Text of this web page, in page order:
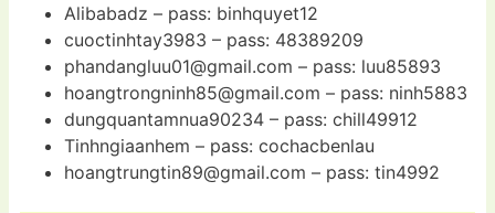
Alibabadz – pass: binhquyet12
cuoctinhtay3983 – pass: 48389209
phandangluu01@gmail.com – pass: luu85893
hoangtrongninh85@gmail.com – pass: ninh5883
dungquantamnua90234 – pass: chill49912
Tinhngiaanhem – pass: cochacbenlau
hoangtrungtin89@gmail.com – pass: tin4992